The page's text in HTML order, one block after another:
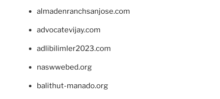
almadenranchsanjose.com
advocatevijay.com
adlibilimler2023.com
naswwebed.org
balithut-manado.org